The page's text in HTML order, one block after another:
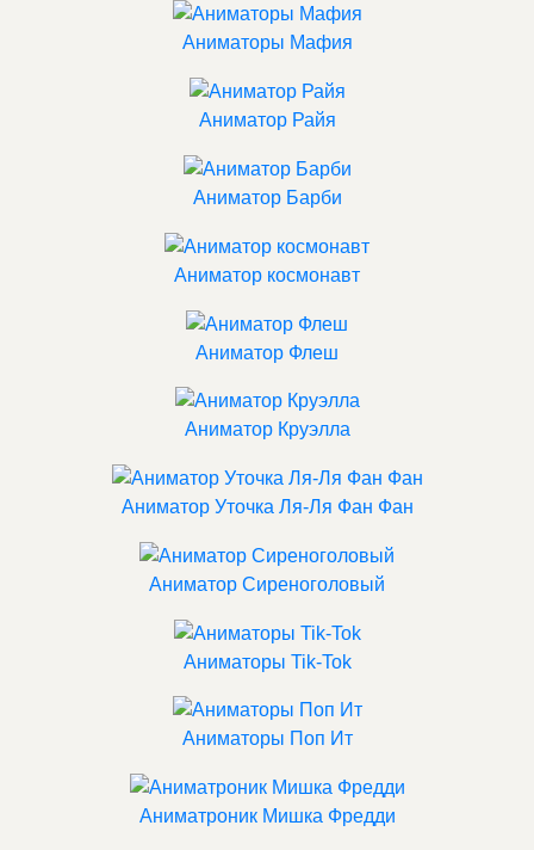
Аниматоры Мафия
Аниматор Райя
Аниматор Барби
Аниматор космонавт
Аниматор Флеш
Аниматор Круэлла
Аниматор Уточка Ля-Ля Фан Фан
Аниматор Сиреноголовый
Аниматоры Tik-Tok
Аниматоры Поп Ит
Аниматроник Мишка Фредди